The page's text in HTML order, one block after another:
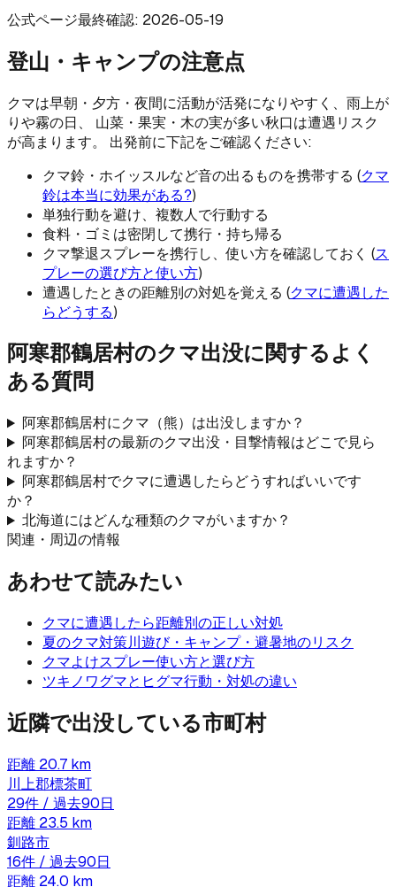
公式ページ最終確認: 2026-05-19
登山・キャンプの注意点
クマは早朝・夕方・夜間に活動が活発になりやすく、雨上が
りや霧の日、 山菜・果実・木の実が多い秋口は遭遇リスク
が高まります。 出発前に下記をご確認ください:
クマ鈴・ホイッスルなど音の出るものを携帯する (クマ
鈴は本当に効果がある?)
単独行動を避け、複数人で行動する
食料・ゴミは密閉して携行・持ち帰る
クマ撃退スプレーを携行し、使い方を確認しておく (ス
プレーの選び方と使い方)
遭遇したときの距離別の対処を覚える (クマに遭遇した
らどうする)
阿寒郡鶴居村のクマ出没に関するよく
ある質問
阿寒郡鶴居村にクマ（熊）は出没しますか？
阿寒郡鶴居村の最新のクマ出没・目撃情報はどこで見ら
れますか？
阿寒郡鶴居村でクマに遭遇したらどうすればいいです
か？
北海道にはどんな種類のクマがいますか？
関連・周辺の情報
あわせて読みたい
クマに遭遇したら距離別の正しい対処
夏のクマ対策川遊び・キャンプ・避暑地のリスク
クマよけスプレー使い方と選び方
ツキノワグマとヒグマ行動・対処の違い
近隣で出没している市町村
距離 20.7 km
川上郡標茶町
29件 / 過去90日
距離 23.5 km
釧路市
16件 / 過去90日
距離 24.0 km